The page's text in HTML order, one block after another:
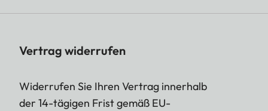
Vertrag widerrufen
Widerrufen Sie Ihren Vertrag innerhalb
der 14-tägigen Frist gemäß EU-